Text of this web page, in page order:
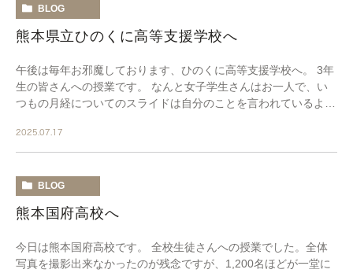
BLOG
熊本県立ひのくに高等支援学校へ
午後は毎年お邪魔しております、ひのくに高等支援学校へ。 3年
生の皆さんへの授業です。 なんと女子学生さんはお一人で、い
つもの月経についてのスライドは自分のことを言われているよう
2025.07.17
BLOG
熊本国府高校へ
今日は熊本国府高校です。 全校生徒さんへの授業でした。全体
写真を撮影出来なかったのが残念ですが、1,200名ほどが一堂に